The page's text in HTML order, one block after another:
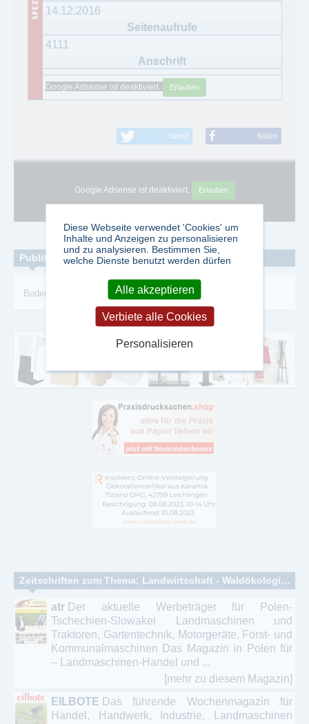
14.12.2016
4111
Google Adsense ist deaktiviert. Erlauben
tweet teilen
Google Adsense ist deaktiviert. Erlauben
Publikationen zum Thema:
Bodenmarkt Agrarmanager -Agrarunternehmen
Zeitschriften zum Thema: Landwirtschaft - Waldökologie – Forstwirtschaft
atr Der aktuelle Werbeträger für Polen-
Tschechien-Slowakei Landmaschinen und
Traktoren, Gartentechnik, Motorgeräte, Forst- und
Kommunalmaschinen Das Magazin in Polen für
– Landmaschinen-Handel und ...
[mehr zu diesem Magazin]
EILBOTE Das führende Wochenmagazin für
Handel, Handwerk, Industrie, Landmaschinen
Diese Webseite verwendet 'Cookies' um
Inhalte und Anzeigen zu personalisieren
und zu analysieren. Bestimmen Sie,
welche Dienste benutzt werden dürfen
Alle akzeptieren
Verbiete alle Cookies
Personalisieren